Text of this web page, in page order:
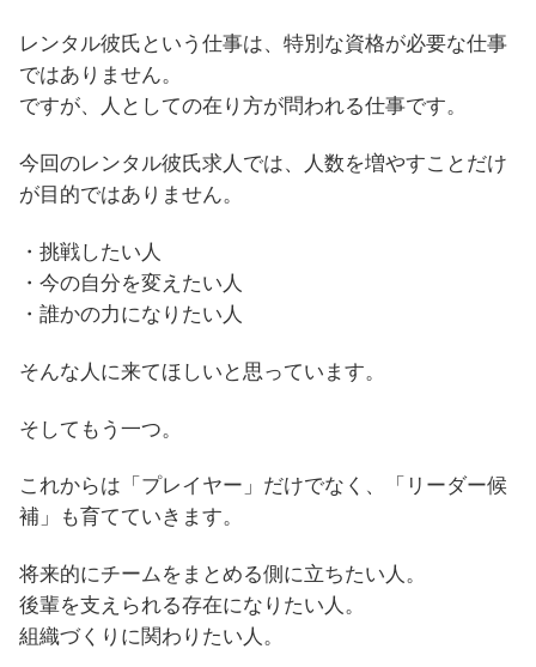
レンタル彼氏という仕事は、特別な資格が必要な仕事
ではありません。
ですが、人としての在り方が問われる仕事です。
今回のレンタル彼氏求人では、人数を増やすことだけ
が目的ではありません。
・挑戦したい人
・今の自分を変えたい人
・誰かの力になりたい人
そんな人に来てほしいと思っています。
そしてもう一つ。
これからは「プレイヤー」だけでなく、「リーダー候
補」も育てていきます。
将来的にチームをまとめる側に立ちたい人。
後輩を支えられる存在になりたい人。
組織づくりに関わりたい人。